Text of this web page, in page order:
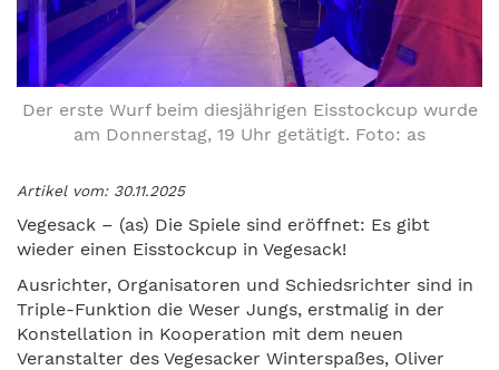
Der erste Wurf beim diesjährigen Eisstockcup wurde
am Donnerstag, 19 Uhr getätigt. Foto: as
Artikel vom: 30.11.2025
Vegesack – (as) Die Spiele sind eröffnet: Es gibt
wieder einen Eisstockcup in Vegesack!
Ausrichter, Organisatoren und Schiedsrichter sind in
Triple-Funktion die Weser Jungs, erstmalig in der
Konstellation in Kooperation mit dem neuen
Veranstalter des Vegesacker Winterspaßes, Oliver